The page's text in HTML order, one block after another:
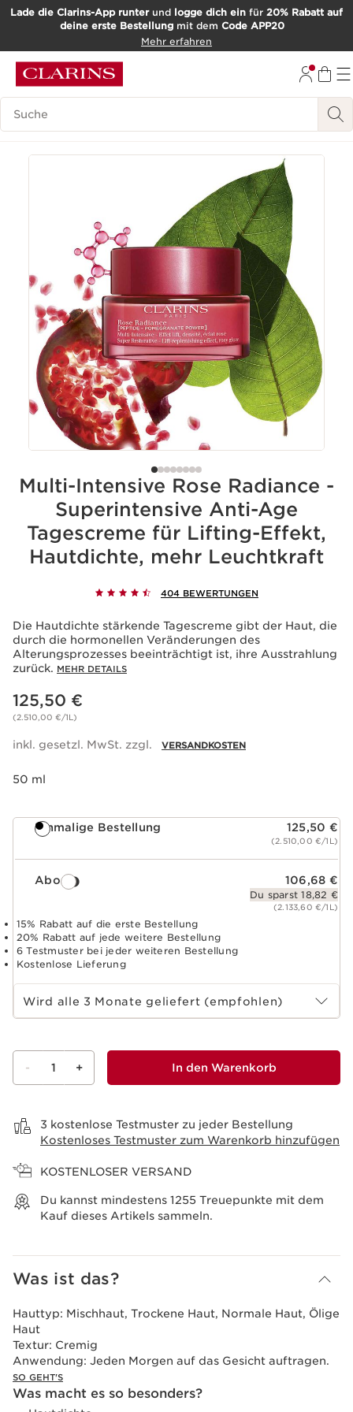
WEITER ZUM INHALT
Lade die Clarins-App runterund logge dich ein für 20% Rabatt auf
deine erste Bestellungmit dem Code APP20
Mehr erfahren
Such-Historie
Multi-Intensive Rose Radiance -
Superintensive Anti-Age
Tagescreme für Lifting-Effekt,
Hautdichte, mehr Leuchtkraft
404 BEWERTUNGEN
Die Hautdichte stärkende Tagescreme gibt der Haut, die
durch die hormonellen Veränderungen des
Alterungsprozesses beeinträchtigt ist, ihre Ausstrahlung
zurück. MEHR DETAILS
Aktueller Preis 125,50 €
125,50 €
(2.510,00 €/1L)
inkl. gesetzl. MwSt. zzgl. VERSANDKOSTEN
50 ml
Einmalige Bestellung 125,50 €
(2.510,00 €/1L)
Abo 106,68 €
Du sparst 18,82 €
(2.133,60 €/1L)
15% Rabatt auf die erste Bestellung
20% Rabatt auf jede weitere Bestellung
6 Testmuster bei jeder weiteren Bestellung
Kostenlose Lieferung
Abo-Zeitraum wählen
Wird alle 3 Monate geliefert (empfohlen)
- 1 + In den Warenkorb
3 kostenlose Testmuster zu jeder Bestellung
Kostenloses Testmuster zum Warenkorb hinzufügen
KOSTENLOSER VERSAND
Du kannst mindestens 1255 Treuepunkte mit dem
Kauf dieses Artikels sammeln.
Was ist das?
Hauttyp: Mischhaut, Trockene Haut, Normale Haut, Ölige
Haut
Textur: Cremig
Anwendung: Jeden Morgen auf das Gesicht auftragen.
SO GEHT'S
Was macht es so besonders?